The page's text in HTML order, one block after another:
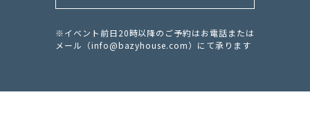
※イベント前日20時以降のご予約はお電話または
メール（info@bazyhouse.com）にて承ります